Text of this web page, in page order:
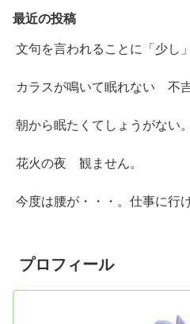
最近の投稿
文句を言われることに「少し
カラスが鳴いて眠れない 不
朝から眠たくてしょうがない。
花火の夜 観ません。
今度は腰が・・・。仕事に行
プロフィール